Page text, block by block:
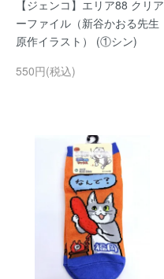
【ジェンコ】エリア88 クリア
ーファイル（新谷かおる先生
原作イラスト） (①シン)
550円(税込)